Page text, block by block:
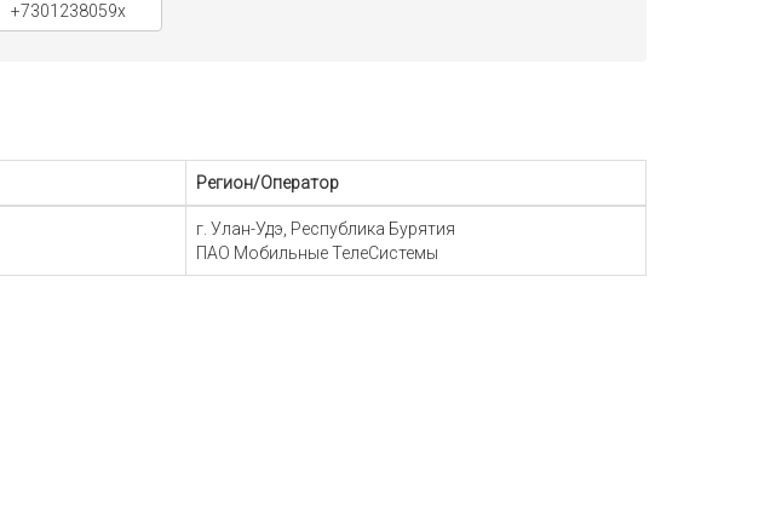
+7301238059x
Регион/Оператор
г. Улан-Удэ, Республика Бурятия
ПАО Мобильные ТелеСистемы